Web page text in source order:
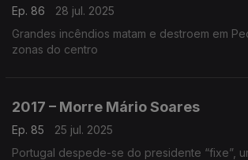
Ep. 86
28 jul. 2025
Grandes incêndios matam e destroem em
zonas do centro
2017 – Morre Mário Soares
Ep. 85
25 jul. 2025
Portugal despede-se do presidente “fixe”,